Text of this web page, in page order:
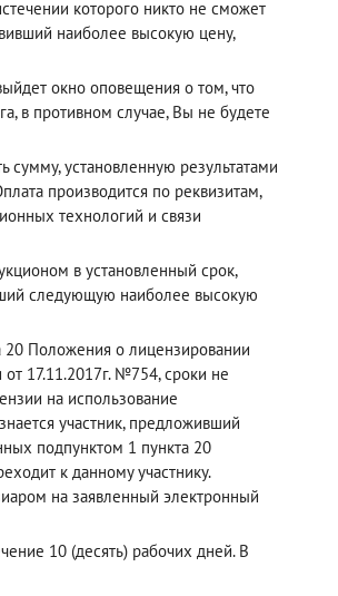
которого никто не сможет
наиболее высокую цену,
окно оповещения о том, что
в противном случае, Вы не будете
установленную результатами
производится по реквизитам,
технологий и связи
в установленный срок,
следующую наиболее высокую
20 Положения о лицензировании
17.11.2017г. №754, сроки не
на использование
участник, предложивший
подпунктом 1 пункта 20
к данному участнику.
на заявленный электронный
10 (десять) рабочих дней. В